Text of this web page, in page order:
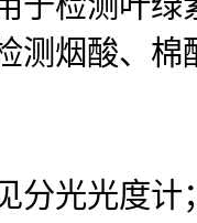
测烟酸、
分光光度